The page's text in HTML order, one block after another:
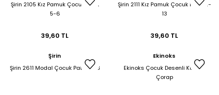
Şirin 2105 Kız Pamuk Çocuk Patik
5-6
39,60 TL
Şirin 2111 Kız Pamuk Çocuk Patik 11-
13
39,60 TL
Şirin
Şirin 2611 Modal Çocuk Patik 11-13
Ekinoks
Ekinoks Çocuk Desenli Külotlu
Çorap